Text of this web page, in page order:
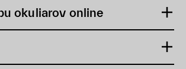
okuliarov online